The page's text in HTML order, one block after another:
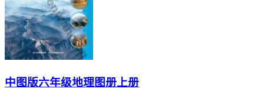
中图版六年级地理图册上册